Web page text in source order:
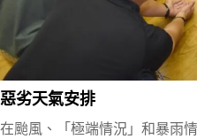
惡劣天氣安排
在颱風、「極端情況」和暴雨